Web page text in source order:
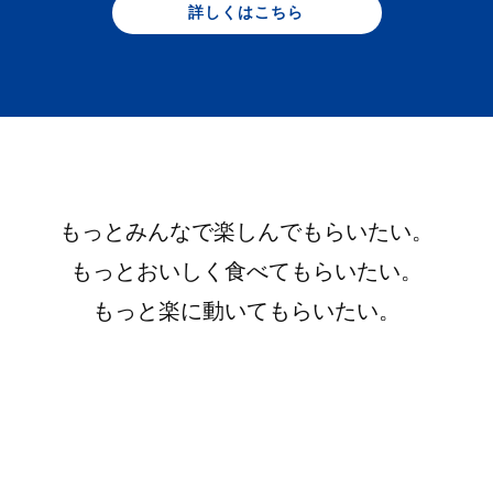
詳しくはこちら
もっとみんなで楽しんでもらいたい。
もっとおいしく食べてもらいたい。
もっと楽に動いてもらいたい。